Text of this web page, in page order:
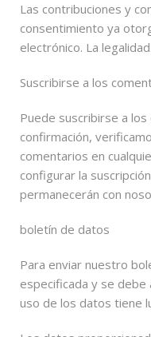
Las contribuciones y
consentimiento ya
electrónico. La
Suscribirse a los
Puede suscribirse a
confirmación,
comentarios en
configurar la
permanecerán con
boletín de datos
Para enviar nuestro
especificada y se
uso de los datos tiene